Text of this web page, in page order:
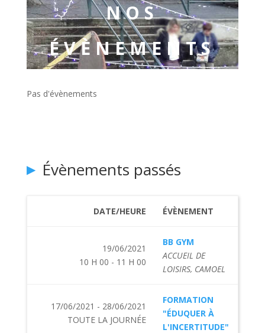
NOS
ÉVÈNEMENTS
Pas d'évènements
Évènements passés
DATE/HEURE ÉVÈNEMENT
19/06/2021
10 H 00 - 11 H 00
BB GYM
ACCUEIL DE
LOISIRS, CAMOEL
17/06/2021 - 28/06/2021
TOUTE LA JOURNÉE
FORMATION
"ÉDUQUER À
L'INCERTITUDE"